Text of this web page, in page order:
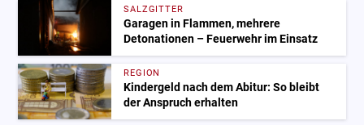
SALZGITTER
Garagen in Flammen, mehrere
Detonationen – Feuerwehr im Einsatz
REGION
Kindergeld nach dem Abitur: So bleibt
der Anspruch erhalten